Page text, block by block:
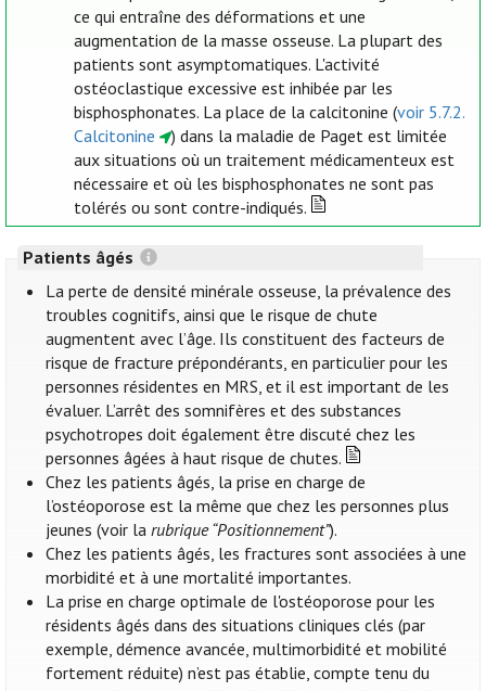
ce qui entraîne des déformations et une
augmentation de la masse osseuse. La plupart des
patients sont asymptomatiques. L'activité
ostéoclastique excessive est inhibée par les
bisphosphonates. La place de la calcitonine (voir 5.7.2.
Calcitonine
) dans la maladie de Paget est limitée
aux situations où un traitement médicamenteux est
nécessaire et où les bisphosphonates ne sont pas
tolérés ou sont contre-indiqués.
Patients âgés
La perte de densité minérale osseuse, la prévalence des
troubles cognitifs, ainsi que le risque de chute
augmentent avec l’âge. Ils constituent des facteurs de
risque de fracture prépondérants, en particulier pour les
personnes résidentes en MRS, et il est important de les
évaluer. L’arrêt des somnifères et des substances
psychotropes doit également être discuté chez les
personnes âgées à haut risque de chutes.
Chez les patients âgés, la prise en charge de
l’ostéoporose est la même que chez les personnes plus
jeunes (voir larubrique “Positionnement”).
Chez les patients âgés, les fractures sont associées à une
morbidité et à une mortalité importantes.
La prise en charge optimale de l'ostéoporose pour les
résidents âgés dans des situations cliniques clés (par
exemple, démence avancée, multimorbidité et mobilité
fortement réduite) n’est pas établie, compte tenu du